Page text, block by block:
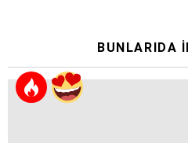
BUNLARIDA